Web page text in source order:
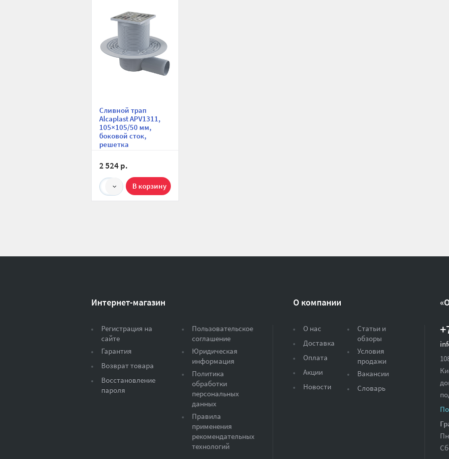
Сливной трап
Alcaplast APV1311,
105×105/50 мм,
боковой сток,
решетка
сталь, мокрый
гидрозатвор,
широкий воротник
2 524 р.
1
Интернет-магазин
Регистрация на
сайте
Гарантия
Возврат товара
Восстановление
пароля
Пользовательское
соглашение
Юридическая
информация
Политика
обработки
персональных
данных
Правила
применения
рекомендательных
технологий
О компании
О нас
Доставка
Оплата
Акции
Новости
Статьи и
обзоры
Условия
продажи
Вакансии
Словарь